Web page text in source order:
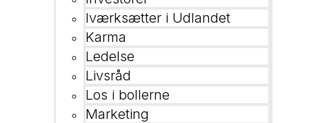
Iværksætter i Udlandet
Karma
Ledelse
Livsråd
Los i bollerne
Marketing